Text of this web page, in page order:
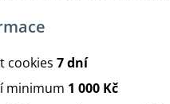
cookies 7 dní
minimum 1 000 Kč